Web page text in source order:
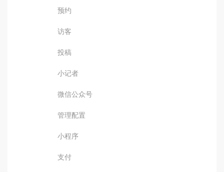
预约
访客
投稿
小记者
微信公众号
管理配置
小程序
支付